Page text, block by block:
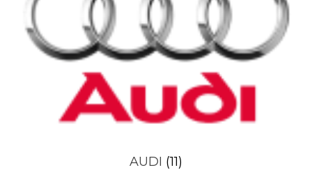
AUDI (11)